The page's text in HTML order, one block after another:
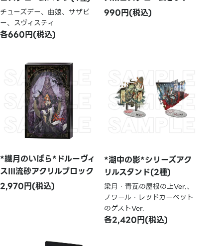
チューズデー、曲娘、サザビ
ー、スヴィスティ
各660円(税込)
990円(税込)
*繊月のいばら*ドルーヴィ
スIII流砂アクリルブロック
2,970円(税込)
*湖中の影*シリーズアク
リルスタンド(2種)
梁月・青瓦の屋根の上Ver.、
ノワール・レッドカーペット
のゲストVer.
各2,420円(税込)